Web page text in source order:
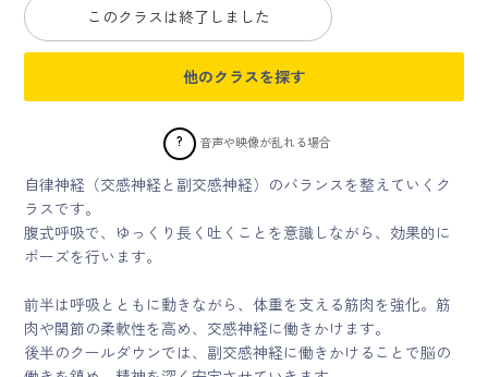
クラス参加にあたっての同意書
特定商取引にかかわる表示
プライバシーポリシー
このクラスは終了しました
他のクラスを探す
? 音声や映像が乱れる場合
自律神経（交感神経と副交感神経）のバランスを整えていくク
ラスです。
腹式呼吸で、ゆっくり長く吐くことを意識しながら、効果的に
ポーズを行います。
前半は呼吸とともに動きながら、体重を支える筋肉を強化。筋
肉や関節の柔軟性を高め、交感神経に働きかけます。
後半のクールダウンでは、副交感神経に働きかけることで脳の